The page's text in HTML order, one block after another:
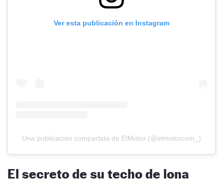
Ver esta publicación en Instagram
Una publicación compartida de ElMotor (@elmotorcom_)
El secreto de su techo de lona